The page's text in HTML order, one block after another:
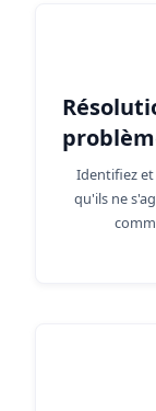
Identifiez
qu'ils ne